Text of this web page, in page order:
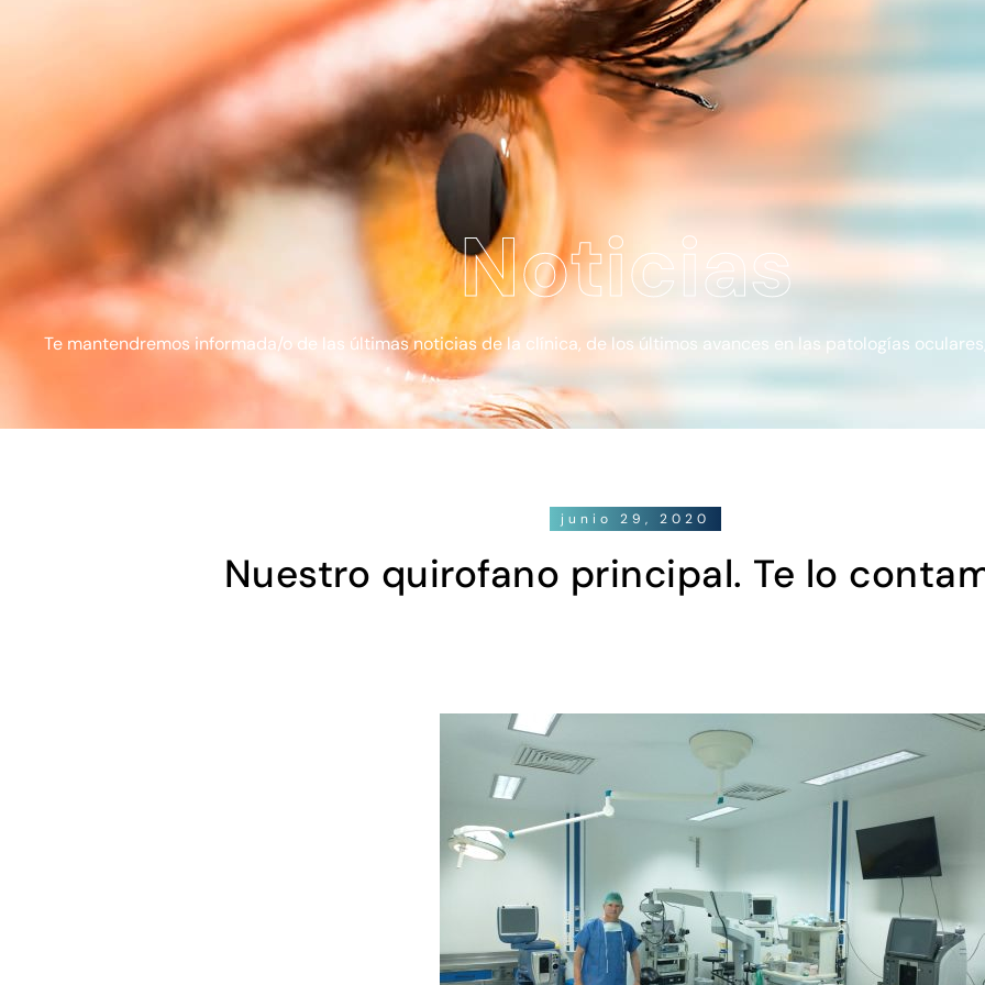
Noticias
Te mantendremos informada/o de las últimas noticias de la clínica, de los últimos avances en las patologías
junio 29, 2020
Nuestro quirofano principal. Te lo